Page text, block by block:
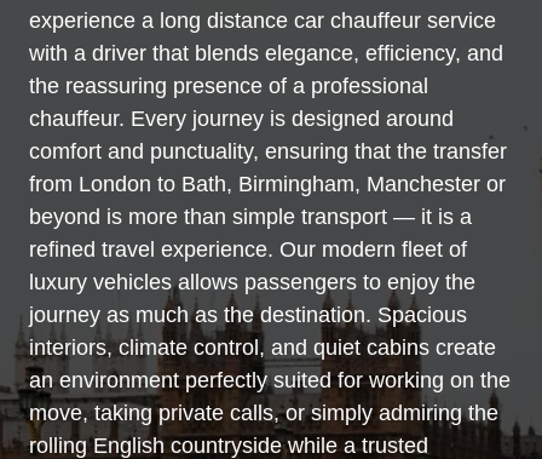
experience a long distance car chauffeur service
with a driver that blends elegance, efficiency, and
the reassuring presence of a professional
chauffeur. Every journey is designed around
comfort and punctuality, ensuring that the transfer
from London to Bath, Birmingham, Manchester or
beyond is more than simple transport — it is a
refined travel experience. Our modern fleet of
luxury vehicles allows passengers to enjoy the
journey as much as the destination. Spacious
interiors, climate control, and quiet cabins create
an environment perfectly suited for working on the
move, taking private calls, or simply admiring the
rolling English countryside while a trusted